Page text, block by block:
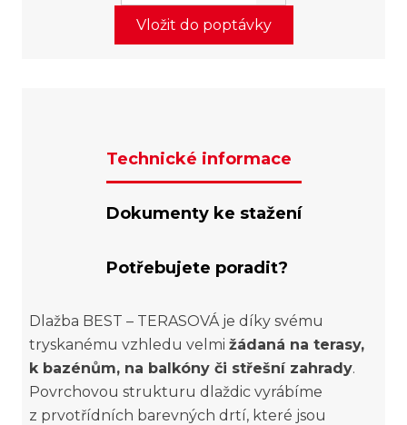
Vložit do poptávky
Technické informace
Dokumenty ke stažení
Potřebujete poradit?
Dlažba BEST – TERASOVÁ je díky svému
tryskanému vzhledu velmi žádaná na terasy,
k bazénům, na balkóny či střešní zahrady.
Povrchovou strukturu dlaždic vyrábíme
z prvotřídních barevných drtí, které jsou